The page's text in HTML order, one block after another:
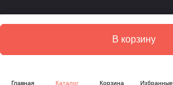
В корзину
Главная Каталог Корзина Избранные